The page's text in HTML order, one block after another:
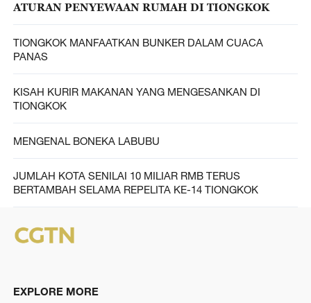
ATURAN PENYEWAAN RUMAH DI TIONGKOK
TIONGKOK MANFAATKAN BUNKER DALAM CUACA
PANAS
KISAH KURIR MAKANAN YANG MENGESANKAN DI
TIONGKOK
MENGENAL BONEKA LABUBU
JUMLAH KOTA SENILAI 10 MILIAR RMB TERUS
BERTAMBAH SELAMA REPELITA KE-14 TIONGKOK
EXPLORE MORE